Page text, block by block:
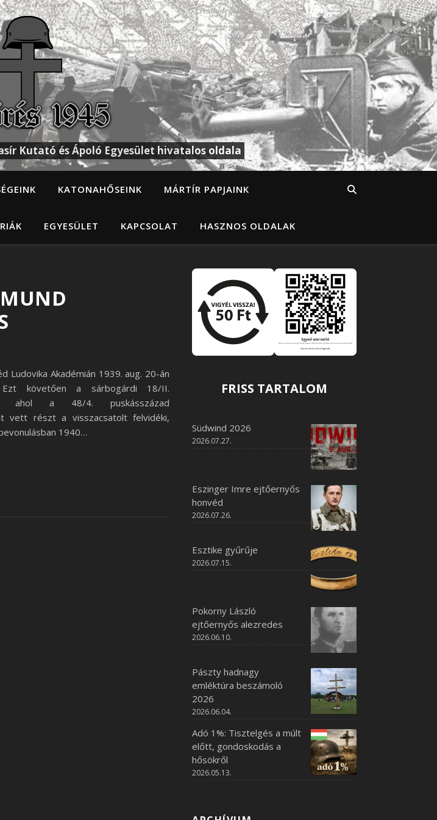
Kutató és Ápoló Egyesület hivatalos oldala
KATONAHŐSEINK MÁRTÍR PAPJAINK
EGYESÜLET KAPCSOLAT HASZNOS OLDALAK
Ludovika Akadémián 1939. aug. 20-án
Ezt követően a sárbogárdi 18/II.
ahol a 48/4. puskásszázad
vett részt a visszacsatolt felvidéki,
1940…
FRISS TARTALOM
Südwind 2026
2026.07.27.
Eszinger Imre ejtőernyős
honvéd
2026.07.26.
Esztike gyűrűje
2026.07.15.
Pokorny László
ejtőernyős alezredes
2026.06.10.
Pászty hadnagy
emléktúra beszámoló
2026
2026.06.04.
Adó 1%: Tisztelgés a múlt
előtt, gondoskodás a
hősökről
2026.05.13.